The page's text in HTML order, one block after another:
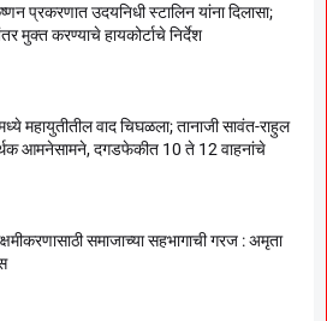
प्रकरणात उदयनिधी स्टालिन यांना दिलासा;
मुक्त करण्याचे हायकोर्टाचे निर्देश
महायुतीतील वाद चिघळला; तानाजी सावंत-राहुल
आमनेसामने, दगडफेकीत 10 ते 12 वाहनांचे
समाजाच्या सहभागाची गरज : अमृता